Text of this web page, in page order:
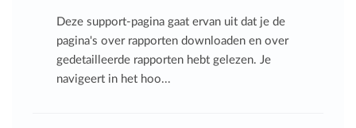
Deze support-pagina gaat ervan uit dat je de
pagina's over rapporten downloaden en over
gedetailleerde rapporten hebt gelezen. Je
navigeert in het hoo...